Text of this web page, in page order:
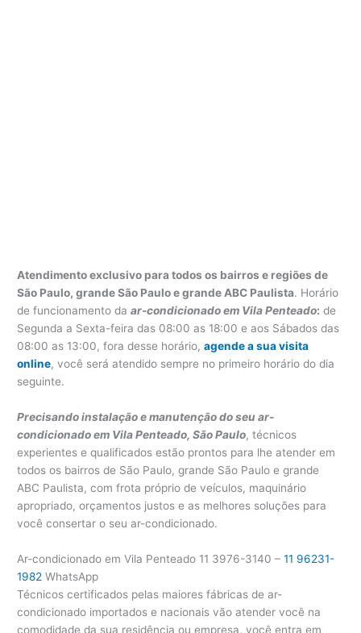
Atendimento exclusivo para todos os bairros e regiões de
São Paulo, grande São Paulo e grande ABC Paulista. Horário
de funcionamento daar-condicionado em Vila Penteado: de
Segunda a Sexta-feira das 08:00 as 18:00 e aos Sábados das
08:00 as 13:00, fora desse horário,agende a sua visita
online, você será atendido sempre no primeiro horário do dia
seguinte.
Precisando instalação e manutenção do seu ar-
condicionado em Vila Penteado, São Paulo, técnicos
experientes e qualificados estão prontos para lhe atender em
todos os bairros de São Paulo, grande São Paulo e grande
ABC Paulista, com frota próprio de veículos, maquinário
apropriado, orçamentos justos e as melhores soluções para
você consertar o seu ar-condicionado.
Ar-condicionado em Vila Penteado 11 3976-3140 –11 96231-
1982 WhatsApp
Técnicos certificados pelas maiores fábricas de ar-
condicionado importados e nacionais vão atender você na
comodidade da sua residência ou empresa, você entra em